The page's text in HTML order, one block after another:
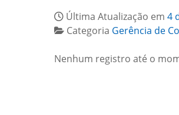
Última Atualização em 4
Categoria Gerência de
Nenhum registro até o